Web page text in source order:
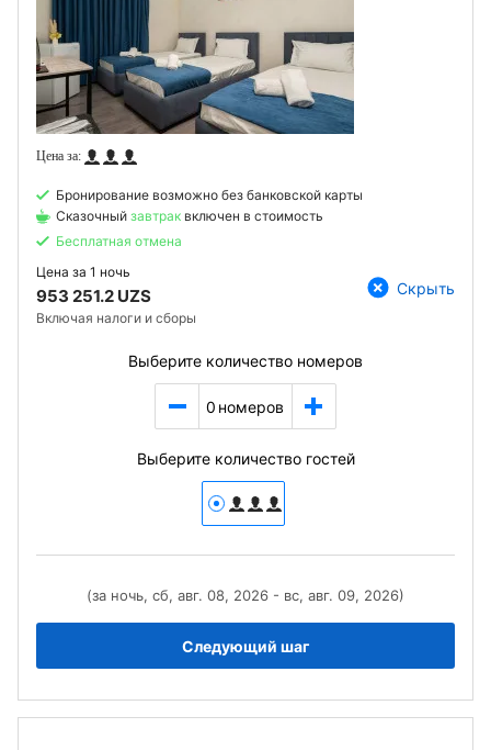
Бронирование возможно без банковской карты
Сказочный завтрак включен в стоимость
Бесплатная отмена
Цена за 1 ночь
953 251.2 UZS
Включая налоги и сборы
Скрыть
Выберите количество номеров
0 номеров
Выберите количество гостей
(за ночь, сб, авг. 08, 2026 - вс, авг. 09, 2026)
Следующий шаг